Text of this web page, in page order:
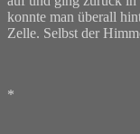
konnte man überall
Zelle. Selbst der
*